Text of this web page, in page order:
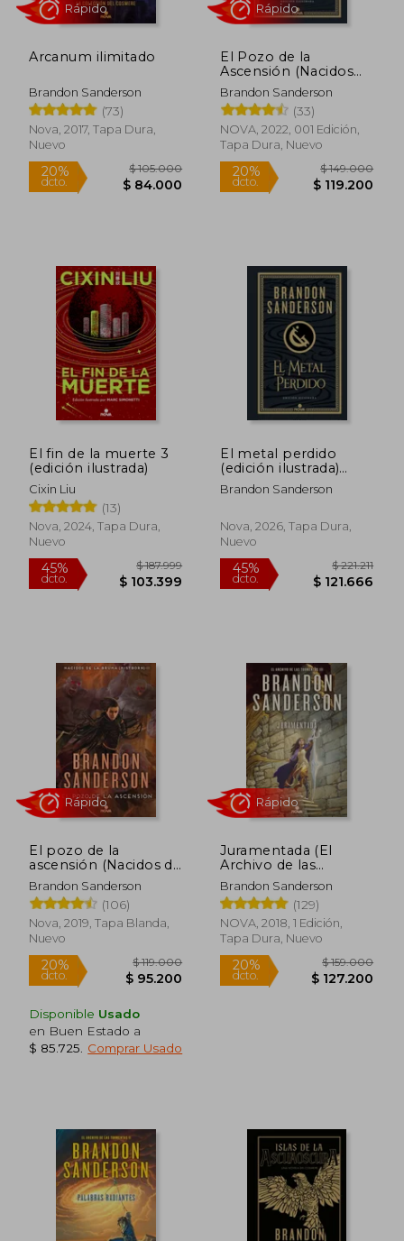
45%
dcto. $ 124.789
20%
dcto. $
Arcanum ilimitado
Brandon Sanderson
(73)
Nova, 2017, Tapa Dura,
Nuevo
20%
dcto. $ 84.000
Rápido
El Pozo de la
Ascensión (Nacidos
de la Bruma-Mistborn
[Edición Ilustrada] 2)
Brandon Sanderson
(33)
NOVA, 2022, 001 Edición,
Tapa Dura, Nuevo
dcto. $
Rápido
El fin de la muerte 3
(edición ilustrada)
Cixin Liu
(13)
Nova, 2024, Tapa Dura,
Nuevo
45% $ 187.999
El metal perdido
(edición ilustrada)
(Wax & Wayne 4)
Brandon Sanderson
Nova, 2026, Tapa Dura,
Nuevo
45% $
El pozo de la
ascensión (Nacidos de
la bruma 2)
Brandon Sanderson
(106)
Nova, 2019, Tapa Blanda,
Nuevo
Disponible Usado
en Buen Estado a
$ 85.725
Comprar Usado
Juramentada (El
Archivo de las
Tormentas 3)
Brandon Sanderson
(129)
NOVA, 2018, 1 Edición,
Tapa Dura, Nuevo